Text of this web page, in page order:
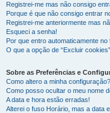
Registrei-me mas não consigo
Porque é que não consigo entrar
Registrei-me anteriormente mas
Esqueci a senha!
Por que entro automaticamente no
O que a opção de “Excluir
Sobre as Preferências e
Como altero a minha configuração?
Como posso ocultar o meu nome
A data e hora estão erradas!
Alterei o fuso Horário, mas a data